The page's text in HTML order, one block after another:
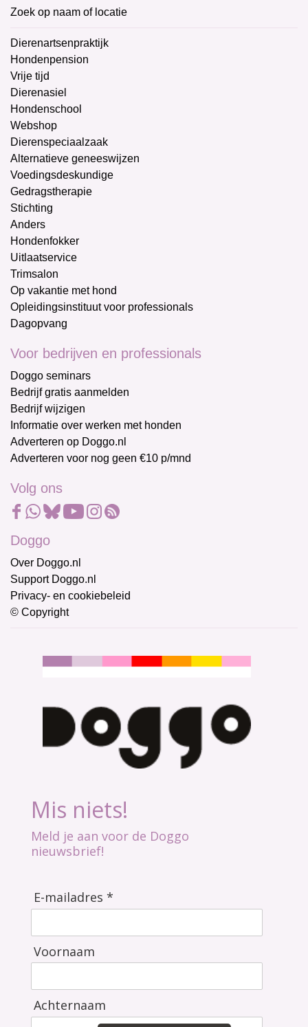
Zoek op naam of locatie
Dierenartsenpraktijk
Hondenpension
Vrije tijd
Dierenasiel
Hondenschool
Webshop
Dierenspeciaalzaak
Alternatieve geneeswijzen
Voedingsdeskundige
Gedragstherapie
Stichting
Anders
Hondenfokker
Uitlaatservice
Trimsalon
Op vakantie met hond
Opleidingsinstituut voor professionals
Dagopvang
Voor bedrijven en professionals
Doggo seminars
Bedrijf gratis aanmelden
Bedrijf wijzigen
Informatie over werken met honden
Adverteren op Doggo.nl
Adverteren voor nog geen €10 p/mnd
Volg ons
Doggo
Over Doggo.nl
Support Doggo.nl
Privacy- en cookiebeleid
© Copyright
Mis niets!
Meld je aan voor de Doggo
nieuwsbrief!
E-mailadres *
Voornaam
Achternaam